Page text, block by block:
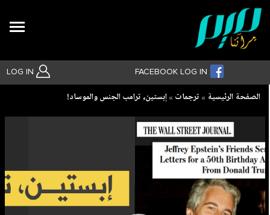
LOG IN FACEBOOK LOG IN
Breadcrumb
الصفحة الرئيسية ترجمات إبستين، ترامب الجنس والموساد!